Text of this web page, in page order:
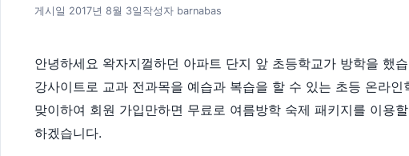
게시일 2017년 8월 3일 2017년 8월 3일
작성자 barnabas
안녕하세요 왁자지껄하던 아파트 단지 앞 초등학교가 방학을 했
강사이트로 교과 전과목을 예습과 복습을 할 수 있는 초등 온라
맞이하여 회원 가입만하면 무료로 여름방학 숙제 패키지를 이용
하겠습니다.